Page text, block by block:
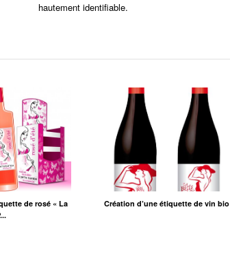
hautement identifiable.
de rosé « La
Création d’une étiquette de vin bio